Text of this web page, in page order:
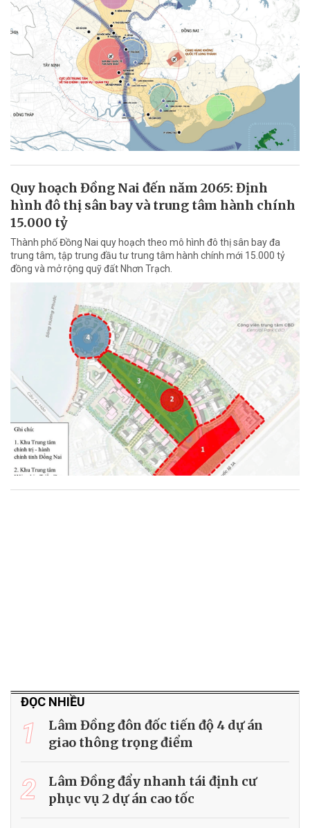
Quy hoạch Đồng Nai đến năm 2065: Định
hình đô thị sân bay và trung tâm hành chính
15.000 tỷ
Thành phố Đồng Nai quy hoạch theo mô hình đô thị sân bay đa
trung tâm, tập trung đầu tư trung tâm hành chính mới 15.000 tỷ
đồng và mở rộng quỹ đất Nhơn Trạch.
ĐỌC NHIỀU
1
Lâm Đồng đôn đốc tiến độ 4 dự án
giao thông trọng điểm
2
Lâm Đồng đẩy nhanh tái định cư
phục vụ 2 dự án cao tốc